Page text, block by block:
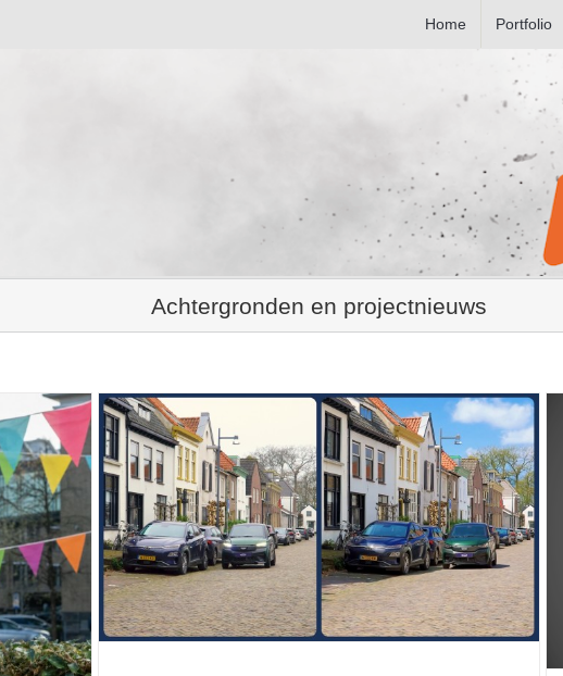
Home Portfolio
Achtergronden en projectnieuws
7 edit technieken uit de praktijk
Achtergronden en projectnieuws Video montage